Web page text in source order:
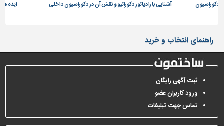
محوطه
سازی
نما
ساخت
ساز
دکوراسیون آشنایی با رادیاتور دکوراتیو و نقش آن در دکوراسیون داخلی ایده
راهنمای انتخاب و خرید
ثبت آگهی رایگان
ورود کاربران عضو
تماس جهت تبلیغات